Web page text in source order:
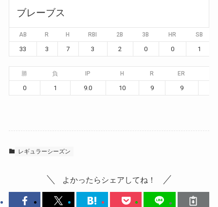
ブレーブス
AB R H RBI 2B 3B HR SB
33 3 7 3 2 0 0 1
勝 負 IP H R ER
0 1 9.0 10 9 9
レギュラーシーズン
よかったらシェアしてね！